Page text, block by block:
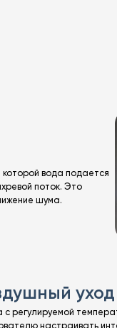
которой вода подается
поток. Это
шума.
с регулируемой
настраивать